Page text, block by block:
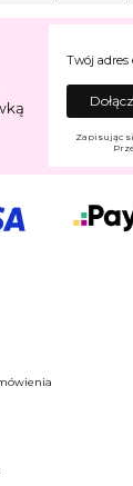
Twój adres
Zapisując